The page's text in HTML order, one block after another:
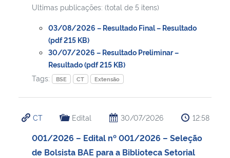
Ultimas publicações: (total de 5 itens)
03/08/2026 – Resultado Final – Resultado
(pdf 215 KB)
30/07/2026 – Resultado Preliminar –
Resultado (pdf 215 KB)
Tags:
BSE CT Extensão
CT Edital 30/07/2026 12:58
001/2026 – Edital nº 001/2026 – Seleção
de Bolsista BAE para a Biblioteca Setorial